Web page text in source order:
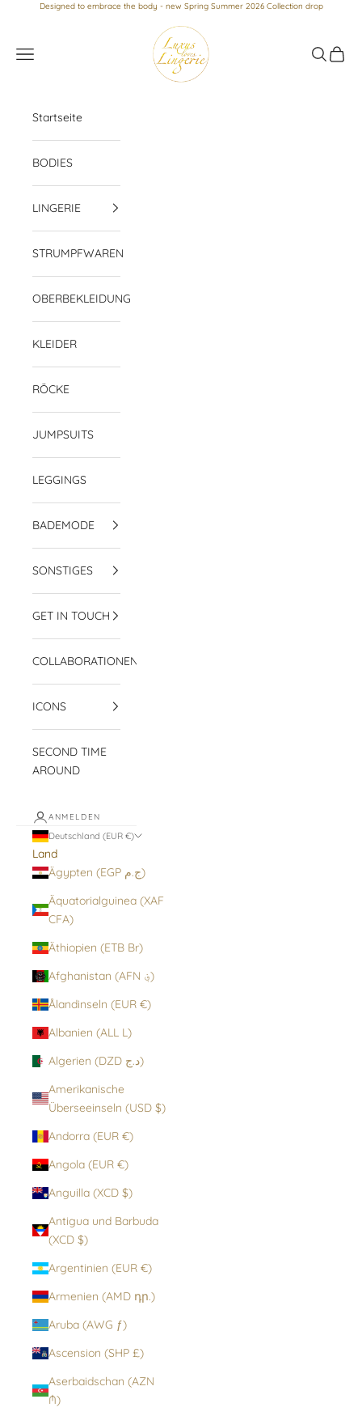
Zum Inhalt springen
Designed to embrace the body - new Spring Summer 2026 Collection drop
Luxus loves Lingerie
Menü
Suchen
Startseite
BODIES
LINGERIE
STRUMPFWAREN
OBERBEKLEIDUNG
KLEIDER
RÖCKE
JUMPSUITS
LEGGINGS
BADEMODE
SONSTIGES
GET IN TOUCH
COLLABORATIONEN
ICONS
SECOND TIME
AROUND
ANMELDEN
Deutschland (EUR €)
Land
Ägypten (EGP ج.م)
Äquatorialguinea (XAF
CFA)
Äthiopien (ETB Br)
Afghanistan (AFN ؋)
Ålandinseln (EUR €)
Albanien (ALL L)
Algerien (DZD د.ج)
Amerikanische
Überseeinseln (USD $)
Andorra (EUR €)
Angola (EUR €)
Anguilla (XCD $)
Antigua und Barbuda
(XCD $)
Argentinien (EUR €)
Armenien (AMD դր.)
Aruba (AWG ƒ)
Ascension (SHP £)
Aserbaidschan (AZN
₼)